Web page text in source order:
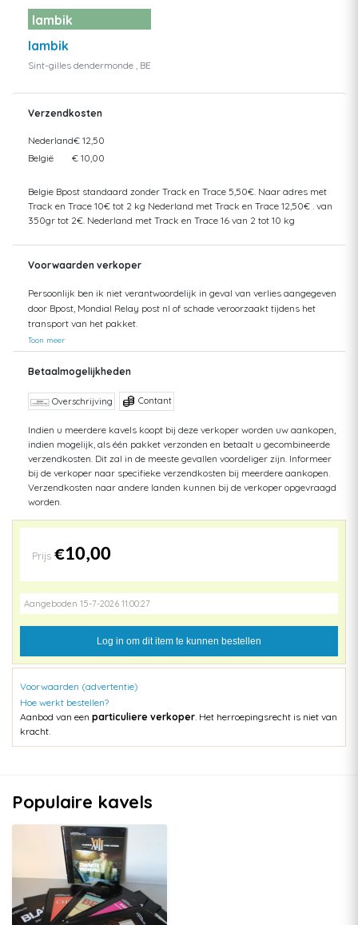
lambik
lambik
Sint-gilles dendermonde , BE
Verzendkosten
Nederland€ 12,50
België
€ 10,00
Belgie Bpost standaard zonder Track en Trace 5,50€. Naar adres met
Track en Trace 10€ tot 2 kg Nederland met Track en Trace 12,50€ . van
350gr tot 2€. Nederland met Track en Trace 16 van 2 tot 10 kg
Voorwaarden verkoper
Persoonlijk ben ik niet verantwoordelijk in geval van verlies aangegeven
door Bpost, Mondial Relay post nl of schade veroorzaakt tijdens het
transport van het pakket.
Toon meer
Betaalmogelijkheden
Overschrijving Contant
Indien u meerdere kavels koopt bij deze verkoper worden uw aankopen,
indien mogelijk, als één pakket verzonden en betaalt u gecombineerde
verzendkosten. Dit zal in de meeste gevallen voordeliger zijn. Informeer
bij de verkoper naar specifieke verzendkosten bij meerdere aankopen.
Verzendkosten naar andere landen kunnen bij de verkoper opgevraagd
worden.
Prijs €10,00
Aangeboden 15-7-2026 11:00:27
Log in om dit item te kunnen bestellen
Voorwaarden (advertentie)
Hoe werkt bestellen?
Aanbod van een particuliere verkoper. Het herroepingsrecht is niet van
kracht.
Populaire kavels